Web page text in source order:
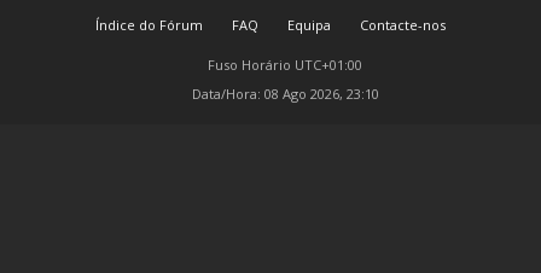
Índice do Fórum FAQ Equipa Contacte-nos
Fuso Horário UTC+01:00
Data/Hora: 08 Ago 2026, 23:10